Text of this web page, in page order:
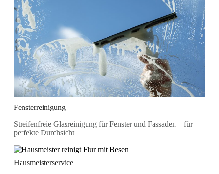
Fensterreinigung
Streifenfreie Glasreinigung für Fenster und Fassaden – für
perfekte Durchsicht
Hausmeisterservice